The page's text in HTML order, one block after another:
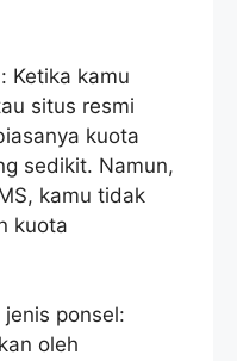
Ketika kamu
situs resmi
kuota
sedikit. Namun,
kamu tidak
kuota
ponsel:
oleh